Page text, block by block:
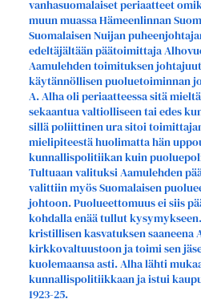
vanhasuomalaiset periaatteet
muun muassa Hämeenlinnan
Suomalaisen Nuijan
edeltäjältään päätoimittaja
Aamulehden toimituksen
käytännöllisen puoluetoiminnan
A. Alha oli periaatteessa sitä
sekaantua valtiolliseen tai edes
sillä poliittinen ura sitoi
mielipiteestä huolimatta hän
kunnallispolitiikan kuin
Tultuaan valituksi Aamulehden
valittiin myös Suomalaisen
johtoon. Puolueettomuus ei siis
kohdalla enää tullut
kristillisen kasvatuksen saaneena
kirkkovaltuustoon ja toimi sen
kuolemaansa asti. Alha lähti
kunnallispolitiikkaan ja istui
1923-25.